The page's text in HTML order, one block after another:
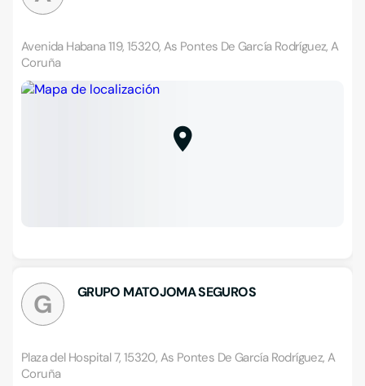
Avenida Habana 119, 15320, As Pontes De García Rodríguez, A
Coruña
G GRUPO MATOJOMA SEGUROS
Plaza del Hospital 7, 15320, As Pontes De García Rodríguez, A
Coruña